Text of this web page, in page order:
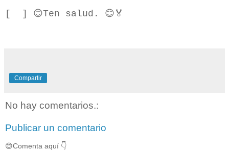
[ ] 😊Ten salud. 😊🏅
Compartir
No hay comentarios.:
Publicar un comentario
😊Comenta aquí 👇